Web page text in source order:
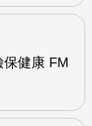
保健康 FM